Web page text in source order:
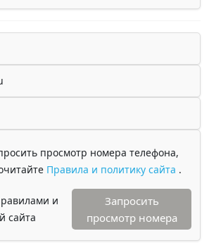
просмотр номера телефона,
Правила и политику сайта .
и
сайта
Запросить
просмотр номера